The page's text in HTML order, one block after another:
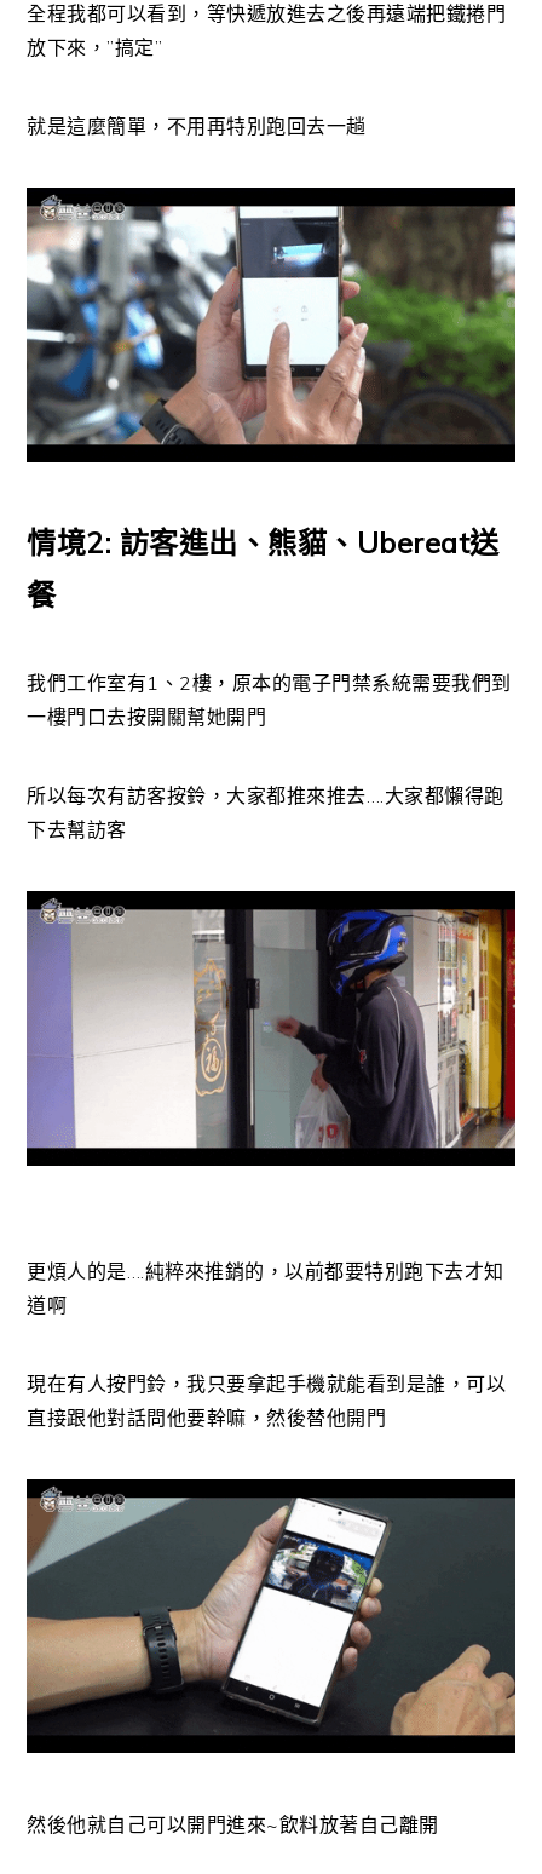
全程我都可以看到，等快遞放進去之後再遠端把鐵捲門
放下來，”搞定”
就是這麼簡單，不用再特別跑回去一趟
情境2: 訪客進出、熊貓、Ubereat送
餐
我們工作室有1、2樓，原本的電子門禁系統需要我們到
一樓門口去按開關幫她開門
所以每次有訪客按鈴，大家都推來推去….大家都懶得跑
下去幫訪客
更煩人的是….純粹來推銷的，以前都要特別跑下去才知
道啊
現在有人按門鈴，我只要拿起手機就能看到是誰，可以
直接跟他對話問他要幹嘛，然後替他開門
然後他就自己可以開門進來~飲料放著自己離開